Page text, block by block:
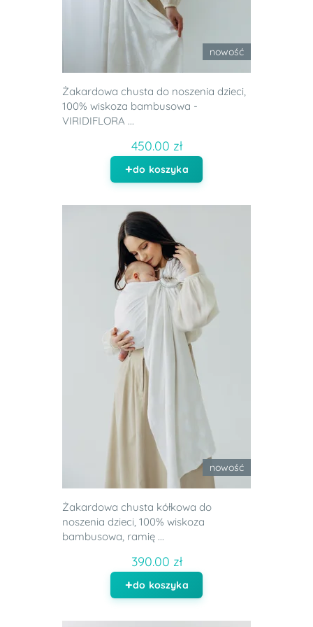
nowość
Żakardowa chusta do noszenia dzieci,
100% wiskoza bambusowa -
VIRIDIFLORA ...
450.00 zł
do koszyka
nowość
Żakardowa chusta kółkowa do
noszenia dzieci, 100% wiskoza
bambusowa, ramię ...
390.00 zł
do koszyka